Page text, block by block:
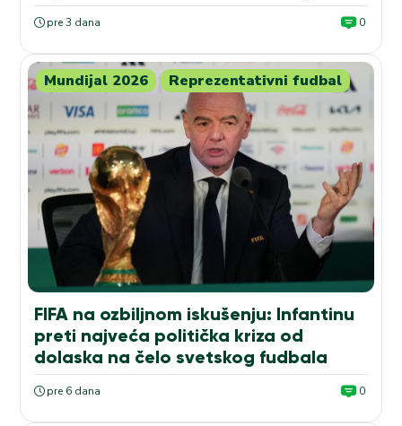
pre 3 dana 0
Mundijal 2026 Reprezentativni fudbal
FIFA na ozbiljnom iskušenju: Infantinu
preti najveća politička kriza od
dolaska na čelo svetskog fudbala
pre 6 dana 0